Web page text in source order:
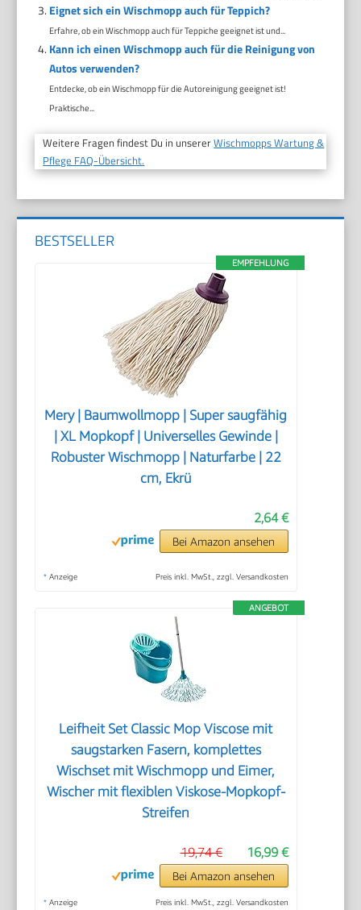
Eignet sich ein Wischmopp auch für Teppich?
Erfahre, ob ein Wischmopp auch für Teppiche geeignet ist und...
Kann ich einen Wischmopp auch für die Reinigung von
Autos verwenden?
Entdecke, ob ein Wischmopp für die Autoreinigung geeignet ist!
Praktische...
Weitere Fragen findest Du in unsererWischmopps Wartung &
Pflege FAQ-Übersicht.
BESTSELLER
EMPFEHLUNG
Mery | Baumwollmopp | Super saugfähig
| XL Mopkopf | Universelles Gewinde |
Robuster Wischmopp | Naturfarbe | 22
cm, Ekrü
2,64 €
Bei Amazon ansehen
* Anzeige Preis inkl. MwSt., zzgl. Versandkosten
ANGEBOT
Leifheit Set Classic Mop Viscose mit
saugstarken Fasern, komplettes
Wischset mit Wischmopp und Eimer,
Wischer mit flexiblen Viskose-Mopkopf-
Streifen
16,99 €
19,74 €
Bei Amazon ansehen
* Anzeige Preis inkl. MwSt., zzgl. Versandkosten